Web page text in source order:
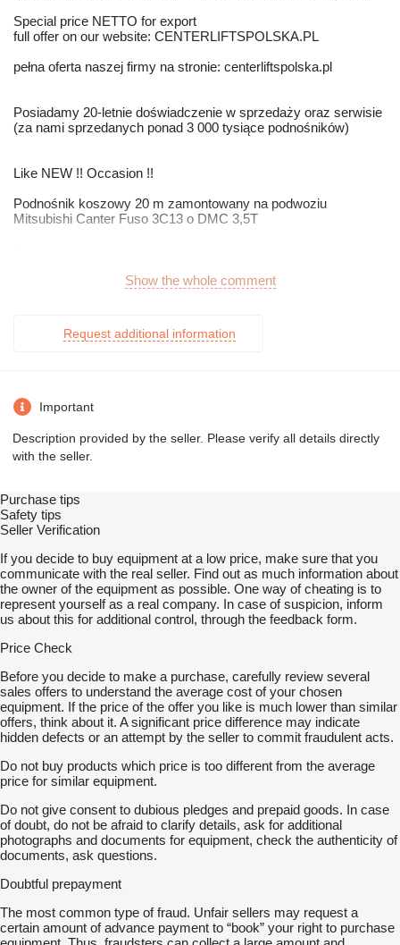
Special price NETTO for export
full offer on our website: CENTERLIFTSPOLSKA.PL
pełna oferta naszej firmy na stronie: centerliftspolska.pl
Posiadamy 20-letnie doświadczenie w sprzedaży oraz serwisie
(za nami sprzedanych ponad 3 000 tysiące podnośników)
Like NEW !! Occasion !!
Podnośnik koszowy 20 m zamontowany na podwoziu
Mitsubishi Canter Fuso 3C13 o DMC 3,5T
Sterowanie w pełni hydrauliczne
Wysokość robocza 20 m
Zasięg boczny 9 m (przy obciążeniu 200 kg)
Udźwig kosza 200 kg
Sterowanie z kosza
Kosz obrotowy, pochyły zamknięty (możliwość zmiany na
otwarty)
Gaszenie ,odpalanie silnika z kosza oraz z poziomu platformy
Obrót wieżyczki: 400°
Wymiary kosza: 1,4 x 0,7 x 1,1 m
Rotacja kosza: ± 65°
Podwójny teleskop
Podnoszenie pionowe
Praca w poziomie oraz wiele innych możliwości
Wymiary w pozycji transportowej:
Długość: 6,87 m
Wysokość: 2,58 m
Polecamy Kredyt, leasing w procedurze uproszczonej bez
zaświadczeń ZUS,US
Cena do negocjacji
W CENIE URZĄDZENIA:
-przeprowadzenie badania UDT bezpośrednio na użytkownika.
-dokumentacja urządzenia oraz instrukcja obsługi w języku
polskim
-komplet gotowych dokumentów do zarejestrowania pojazdu
jako pojazd specjalny.
pomoc, serwis oraz części.
Show the whole comment
Request additional information
Important
Description provided by the seller. Please verify all details directly
with the seller.
Purchase tips
Safety tips
Seller Verification
If you decide to buy equipment at a low price, make sure that you
communicate with the real seller. Find out as much information about
the owner of the equipment as possible. One way of cheating is to
represent yourself as a real company. In case of suspicion, inform
us about this for additional control, through the feedback form.
Price Check
Before you decide to make a purchase, carefully review several
sales offers to understand the average cost of your chosen
equipment. If the price of the offer you like is much lower than similar
offers, think about it. A significant price difference may indicate
hidden defects or an attempt by the seller to commit fraudulent acts.
Do not buy products which price is too different from the average
price for similar equipment.
Do not give consent to dubious pledges and prepaid goods. In case
of doubt, do not be afraid to clarify details, ask for additional
photographs and documents for equipment, check the authenticity of
documents, ask questions.
Doubtful prepayment
The most common type of fraud. Unfair sellers may request a
certain amount of advance payment to “book” your right to purchase